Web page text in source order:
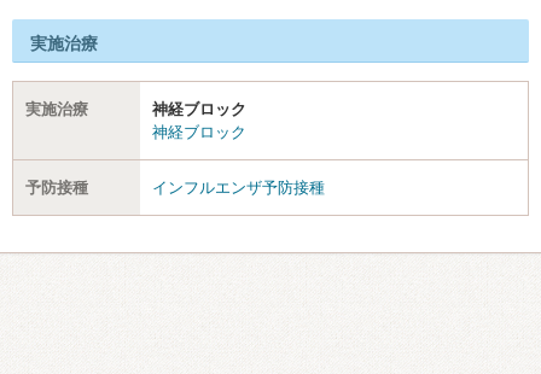
実施治療
実施治療
神経ブロック
神経ブロック
予防接種 インフルエンザ予防接種